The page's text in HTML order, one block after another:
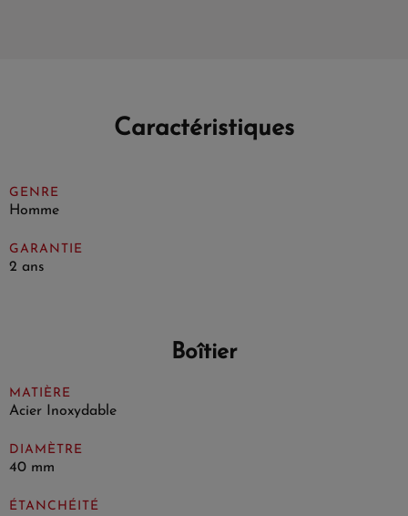
Caractéristiques
GENRE
Homme
GARANTIE
2 ans
Boîtier
MATIÈRE
Acier Inoxydable
DIAMÈTRE
40 mm
ÉTANCHÉITÉ